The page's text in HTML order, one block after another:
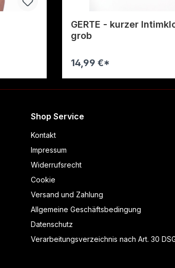
GERTE - kurzer
grob
14,99 €*
Shop Service
Kontakt
Impressum
Widerrufsrecht
Cookie
Versand und Zahlung
Allgemeine Geschäftsbedingung
Datenschutz
Verarbeitungsverzeichnis nach Art. 30